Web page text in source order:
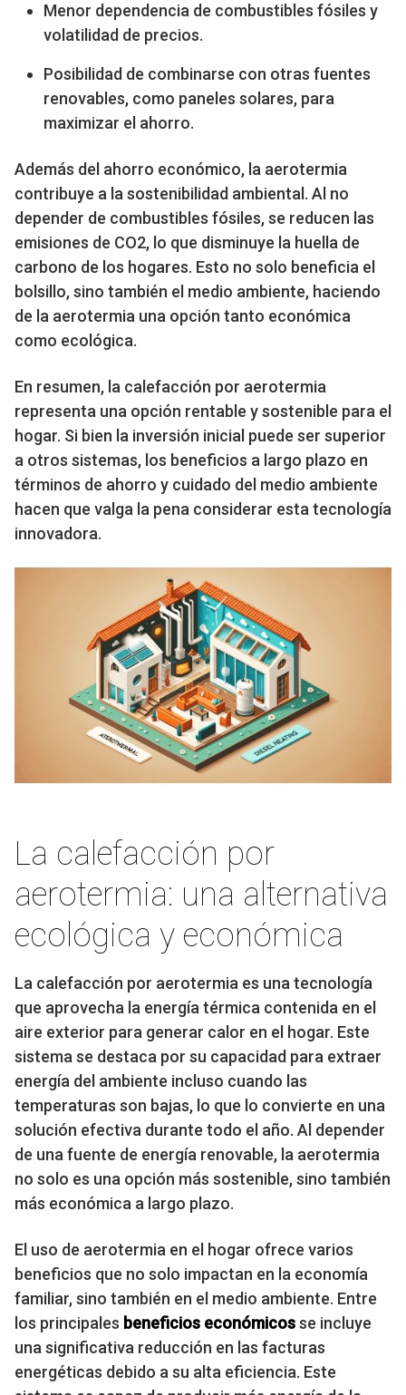
Menor dependencia de combustibles fósiles y
volatilidad de precios.
Posibilidad de combinarse con otras fuentes
renovables, como paneles solares, para
maximizar el ahorro.
Además del ahorro económico, la aerotermia
contribuye a la sostenibilidad ambiental. Al no
depender de combustibles fósiles, se reducen las
emisiones de CO2, lo que disminuye la huella de
carbono de los hogares. Esto no solo beneficia el
bolsillo, sino también el medio ambiente, haciendo
de la aerotermia una opción tanto económica
como ecológica.
En resumen, la calefacción por aerotermia
representa una opción rentable y sostenible para el
hogar. Si bien la inversión inicial puede ser superior
a otros sistemas, los beneficios a largo plazo en
términos de ahorro y cuidado del medio ambiente
hacen que valga la pena considerar esta tecnología
innovadora.
La calefacción por
aerotermia: una alternativa
ecológica y económica
La calefacción por aerotermia es una tecnología
que aprovecha la energía térmica contenida en el
aire exterior para generar calor en el hogar. Este
sistema se destaca por su capacidad para extraer
energía del ambiente incluso cuando las
temperaturas son bajas, lo que lo convierte en una
solución efectiva durante todo el año. Al depender
de una fuente de energía renovable, la aerotermia
no solo es una opción más sostenible, sino también
más económica a largo plazo.
El uso de aerotermia en el hogar ofrece varios
beneficios que no solo impactan en la economía
familiar, sino también en el medio ambiente. Entre
los principales beneficios económicosse incluye
una significativa reducción en las facturas
energéticas debido a su alta eficiencia. Este